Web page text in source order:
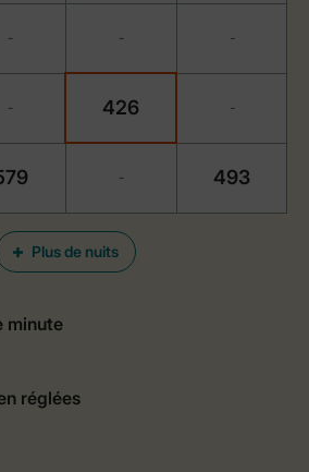
Plus de nuits
- - -
- 426 -
- 493